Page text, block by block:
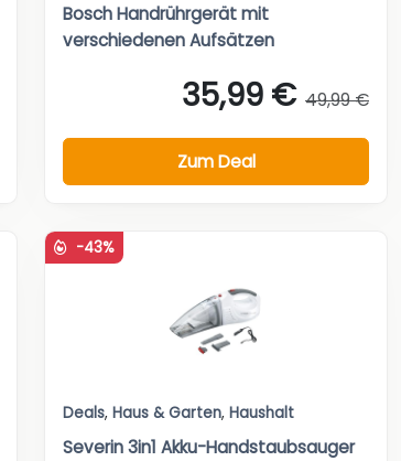
Bosch Handrührgerät mit
verschiedenen Aufsätzen
35,99 € 49,99 €
Zum Deal
-43%
Deals, Haus & Garten, Haushalt
Severin 3in1 Akku-Handstaubsauger